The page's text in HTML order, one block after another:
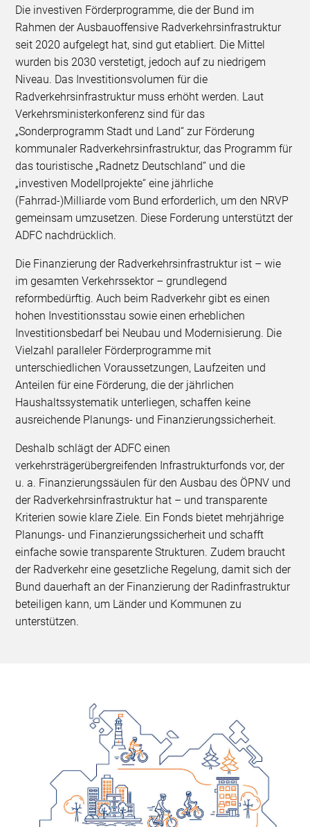
Die investiven Förderprogramme, die der Bund im
Rahmen der Ausbauoffensive Radverkehrsinfrastruktur
seit 2020 aufgelegt hat, sind gut etabliert. Die Mittel
wurden bis 2030 verstetigt, jedoch auf zu niedrigem
Niveau. Das Investitionsvolumen für die
Radverkehrsinfrastruktur muss erhöht werden. Laut
Verkehrsministerkonferenz sind für das
„Sonderprogramm Stadt und Land“ zur Förderung
kommunaler Radverkehrsinfrastruktur, das Programm für
das touristische „Radnetz Deutschland“ und die
„investiven Modellprojekte“ eine jährliche
(Fahrrad-)Milliarde vom Bund erforderlich, um den NRVP
gemeinsam umzusetzen. Diese Forderung unterstützt der
ADFC nachdrücklich.
Die Finanzierung der Radverkehrsinfrastruktur ist – wie
im gesamten Verkehrssektor – grundlegend
reformbedürftig. Auch beim Radverkehr gibt es einen
hohen Investitionsstau sowie einen erheblichen
Investitionsbedarf bei Neubau und Modernisierung. Die
Vielzahl paralleler Förderprogramme mit
unterschiedlichen Voraussetzungen, Laufzeiten und
Anteilen für eine Förderung, die der jährlichen
Haushaltssystematik unterliegen, schaffen keine
ausreichende Planungs- und Finanzierungssicherheit.
Deshalb schlägt der ADFC einen
verkehrsträgerübergreifenden Infrastrukturfonds vor, der
u. a. Finanzierungssäulen für den Ausbau des ÖPNV und
der Radverkehrsinfrastruktur hat – und transparente
Kriterien sowie klare Ziele. Ein Fonds bietet mehrjährige
Planungs- und Finanzierungssicherheit und schafft
einfache sowie transparente Strukturen. Zudem braucht
der Radverkehr eine gesetzliche Regelung, damit sich der
Bund dauerhaft an der Finanzierung der Radinfrastruktur
beteiligen kann, um Länder und Kommunen zu
unterstützen.